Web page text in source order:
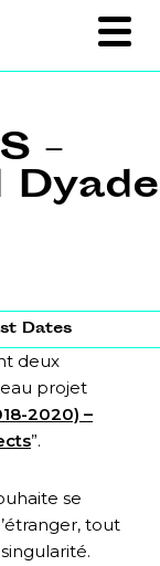
–
Dates
deux
projet
2020) –
”.
se
tout